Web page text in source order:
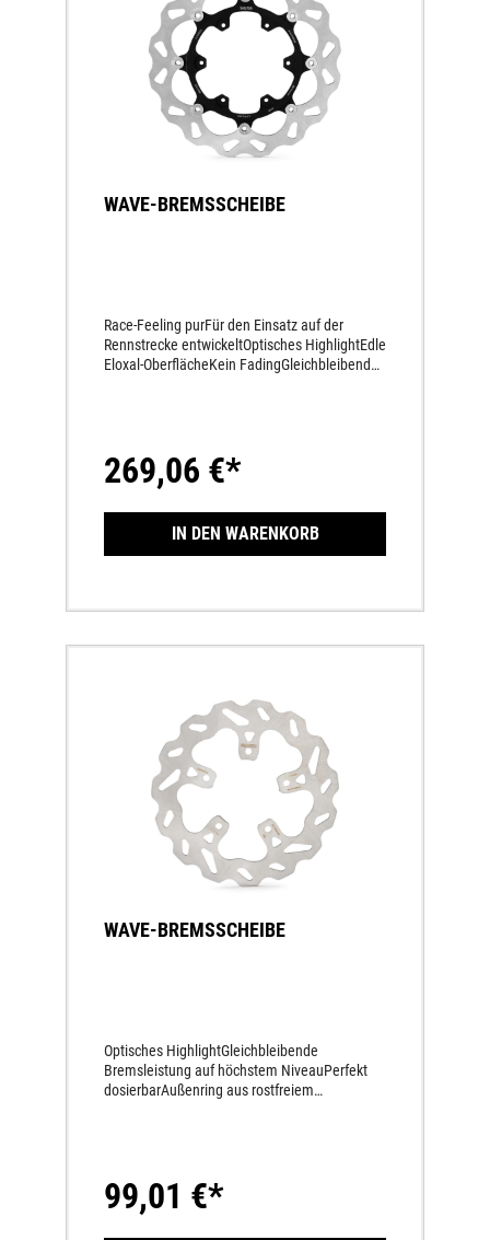
WAVE-BREMSSCHEIBE
Race-Feeling purFür den Einsatz auf der
Rennstrecke entwickeltOptisches HighlightEdle
Eloxal-OberflächeKein FadingGleichbleibende
Druckpunkt über den ganzen
TemperaturbereichInnenring
Handkraft bei gleicher Bremsleistung
269,06 €*
IN DEN WARENKORB
WAVE-BREMSSCHEIBE
Optisches HighlightGleichbleibende
Bremsleistung auf höchstem NiveauPerfekt
dosierbarAußenring aus rostfreiem
99,01 €*